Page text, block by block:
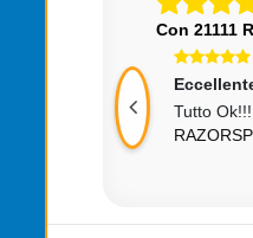
Con 21111
Tutto